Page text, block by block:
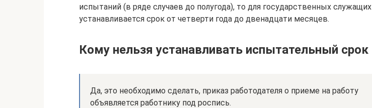
испытаний (в ряде случаев до полугода), то для государственных служащих
устанавливается срок от четверти года до двенадцати месяцев.
Кому нельзя устанавливать испытательный срок
Да, это необходимо сделать, приказ работодателя о приеме на работу
объявляется работнику под роспись.